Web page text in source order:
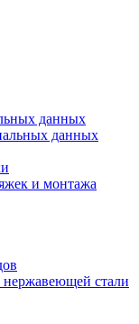
данных
данных
и монтажа
стали